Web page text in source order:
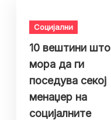
Социјални
10 вештини што
мора да ги
поседува секој
менаџер на
социјалните